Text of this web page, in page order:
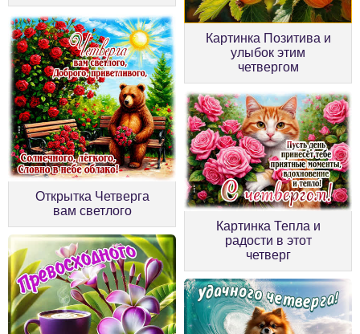
Картинка Позитива и
улыбок этим
четвергом
Открытка Четверга
вам светлого
Картинка Тепла и
радости в этот
четверг